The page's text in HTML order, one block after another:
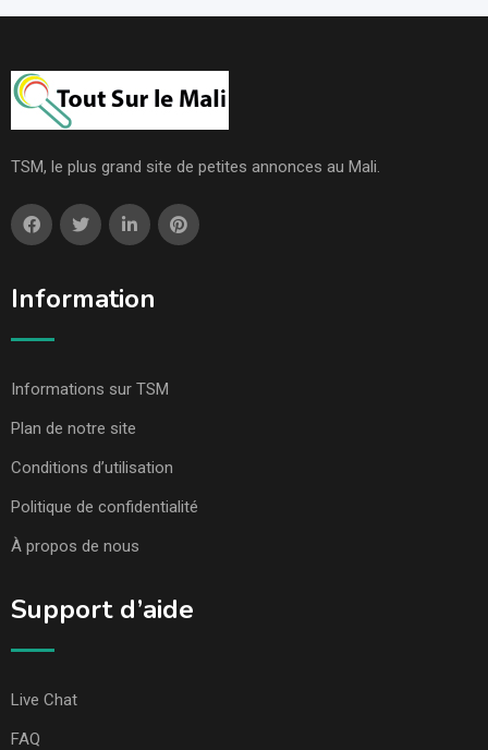
TSM, le plus grand site de petites annonces au Mali.
Information
Informations sur TSM
Plan de notre site
Conditions d’utilisation
Politique de confidentialité
À propos de nous
Support d’aide
Live Chat
FAQ